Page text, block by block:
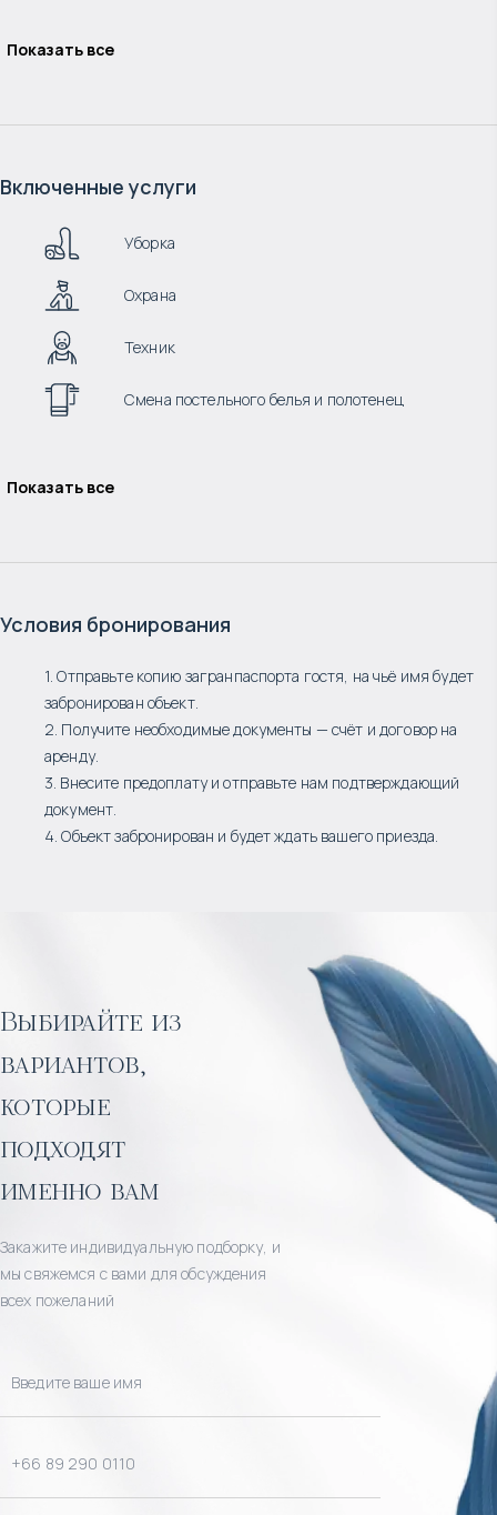
Показать все
Включенные услуги
Уборка
Охрана
Техник
Смена постельного белья и полотенец
Показать все
Условия бронирования
1. Отправьте копию загранпаспорта гостя, на чьё имя будет
забронирован объект.
2. Получите необходимые документы — счёт и договор на
аренду.
3. Внесите предоплату и отправьте нам подтверждающий
документ.
4. Объект забронирован и будет ждать вашего приезда.
Выбирайте из
вариантов,
которые
подходят
именно вам
Закажите индивидуальную подборку, и
мы свяжемся с вами для обсуждения
всех пожеланий